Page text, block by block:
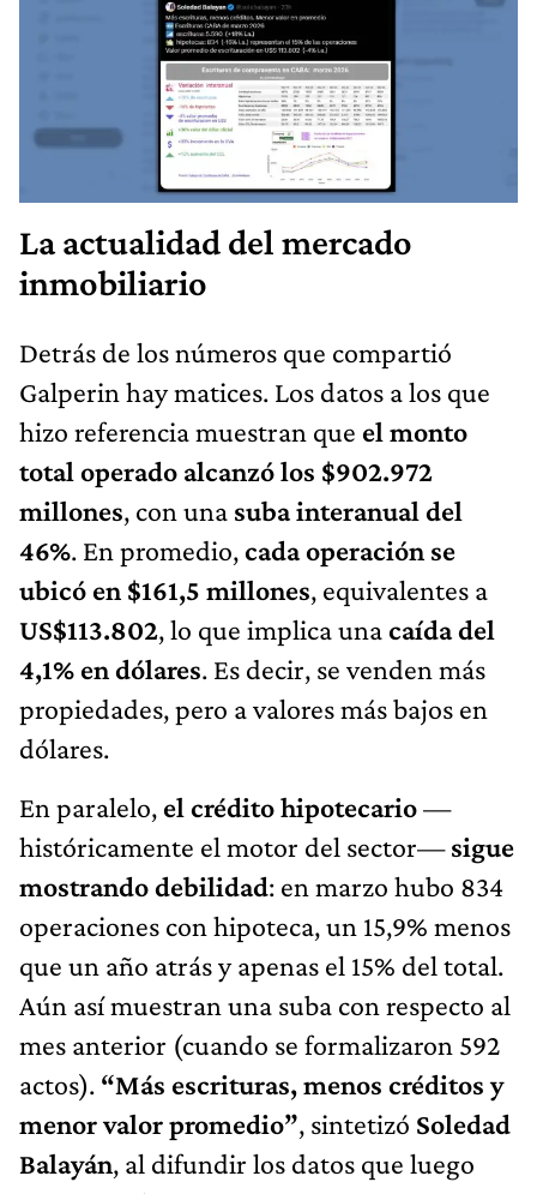
La actualidad del mercado
inmobiliario
Detrás de los números que compartió
Galperin hay matices. Los datos a los que
hizo referencia muestran que el monto
total operado alcanzó los $902.972
millones, con una suba interanual del
46%. En promedio,cada operación se
ubicó en $161,5 millones, equivalentes a
US$113.802, lo que implica unacaída del
4,1% en dólares. Es decir, se venden más
propiedades, pero a valores más bajos en
dólares.
En paralelo, el crédito hipotecario—
históricamente el motor del sector—sigue
mostrando debilidad: en marzo hubo 834
operaciones con hipoteca, un 15,9% menos
que un año atrás y apenas el 15% del total.
Aún así muestran una suba con respecto al
mes anterior (cuando se formalizaron 592
actos). “Más escrituras, menos créditos y
menor valor promedio”, sintetizó Soledad
Balayán, al difundir los datos que luego